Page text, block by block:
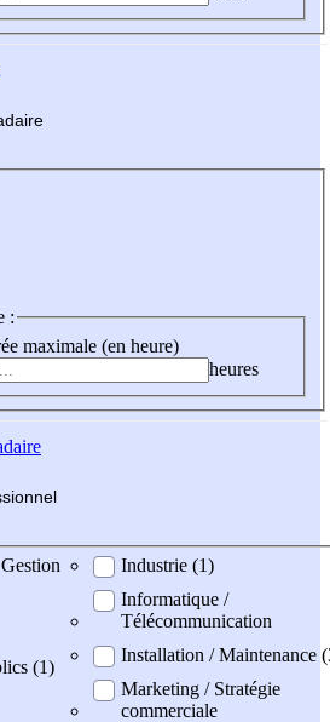
:
maximale (en heure)
heures
(1)
Industrie (1)
Informatique /
Télécommunication
Installation / Maintenance
Marketing / Stratégie
commerciale